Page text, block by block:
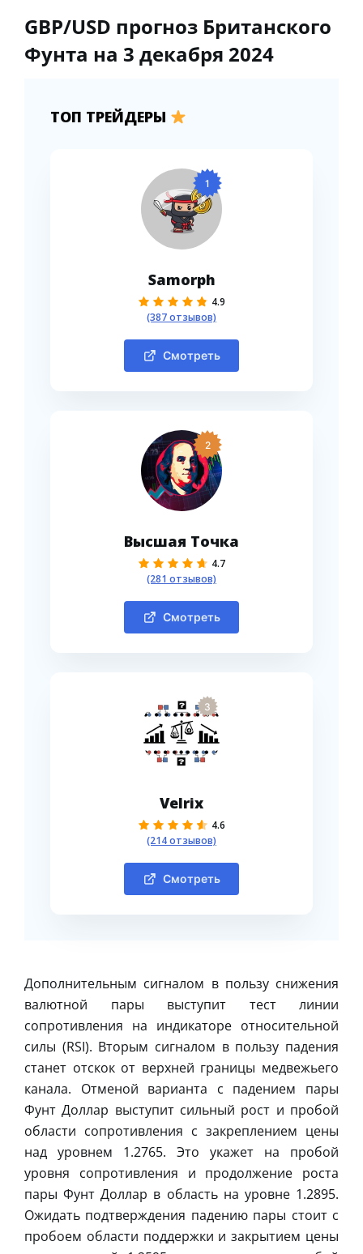
GBP/USD прогноз Британского
Фунта на 3 декабря 2024
ТОП ТРЕЙДЕРЫ
1
Samorph
4.9
(387 отзывов)
Смотреть
2
Высшая Точка
4.7
(281 отзывов)
Смотреть
3
Velrix
4.6
(214 отзывов)
Смотреть
Дополнительным сигналом в пользу снижения
валютной пары выступит тест линии
сопротивления на индикаторе относительной
силы (RSI). Вторым сигналом в пользу падения
станет отскок от верхней границы медвежьего
канала. Отменой варианта с падением пары
Фунт Доллар выступит сильный рост и пробой
области сопротивления с закреплением цены
над уровнем 1.2765. Это укажет на пробой
уровня сопротивления и продолжение роста
пары Фунт Доллар в область на уровне 1.2895.
Ожидать подтверждения падению пары стоит с
пробоем области поддержки и закрытием цены